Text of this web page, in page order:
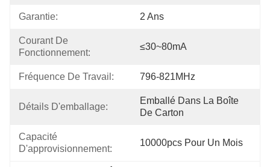
Garantie: 2 Ans
Courant De
Fonctionnement:
≤30~80mA
Fréquence De Travail: 796-821MHz
Détails D'emballage:
Emballé Dans La Boîte
De Carton
Capacité
D'approvisionnement:
10000pcs Pour Un Mois